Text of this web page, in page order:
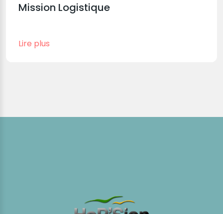
Mission Logistique
Lire plus